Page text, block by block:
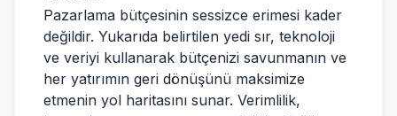
Pazarlama bütçesinin sessizce erimesi kader
değildir. Yukarıda belirtilen yedi sır, teknoloji
ve veriyi kullanarak bütçenizi savunmanın ve
her yatırımın geri dönüşünü maksimize
etmenin yol haritasını sunar. Verimlilik,